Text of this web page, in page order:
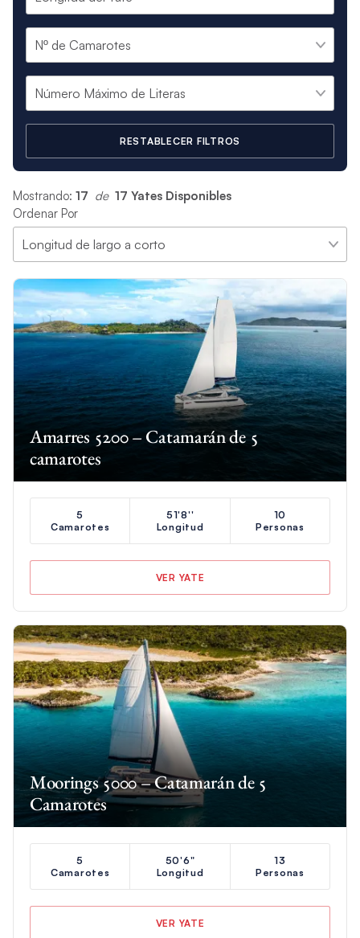
RESTABLECER FILTROS
Mostrando: 17 de 17 Yates Disponibles
Ordenar Por
Amarres 5200 – Catamarán de 5
camarotes
5
Camarotes
51'8''
Longitud
10
Personas
VER YATE
Moorings 5000 – Catamarán de 5
Camarotes
5
Camarotes
50'6"
Longitud
13
Personas
VER YATE